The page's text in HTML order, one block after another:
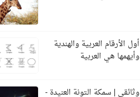
أول الأرقام العربية والهندية
وأيهمها هي العربية
وثائقي | سمكة التونة العنيدة -